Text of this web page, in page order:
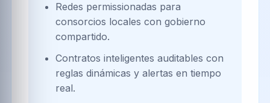
Redes permissionadas para
consorcios locales con gobierno
compartido.
Contratos inteligentes auditables con
reglas dinámicas y alertas en tiempo
real.